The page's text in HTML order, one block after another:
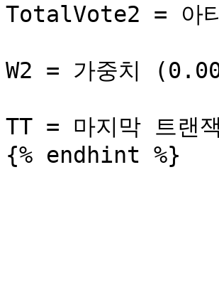
TotalVote2 = 아
W2 = 가중치
TT = 마지막 트랜